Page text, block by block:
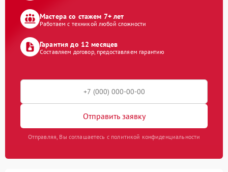
Мастера со стажем 7+ лет
Работаем с техникой любой сложности
Гарантия до 12 месяцев
Составляем договор, предоставляем гарантию
Отправить заявку
Отправляя, Вы соглашаетесь с политикой конфиденциальности